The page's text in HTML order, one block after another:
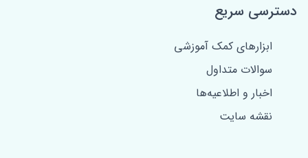
دسترسی سریع
ابزارهای کمک آموزشی
سوالات متداول
اخبار و اطلاعیه‌ها
نقشه سایت